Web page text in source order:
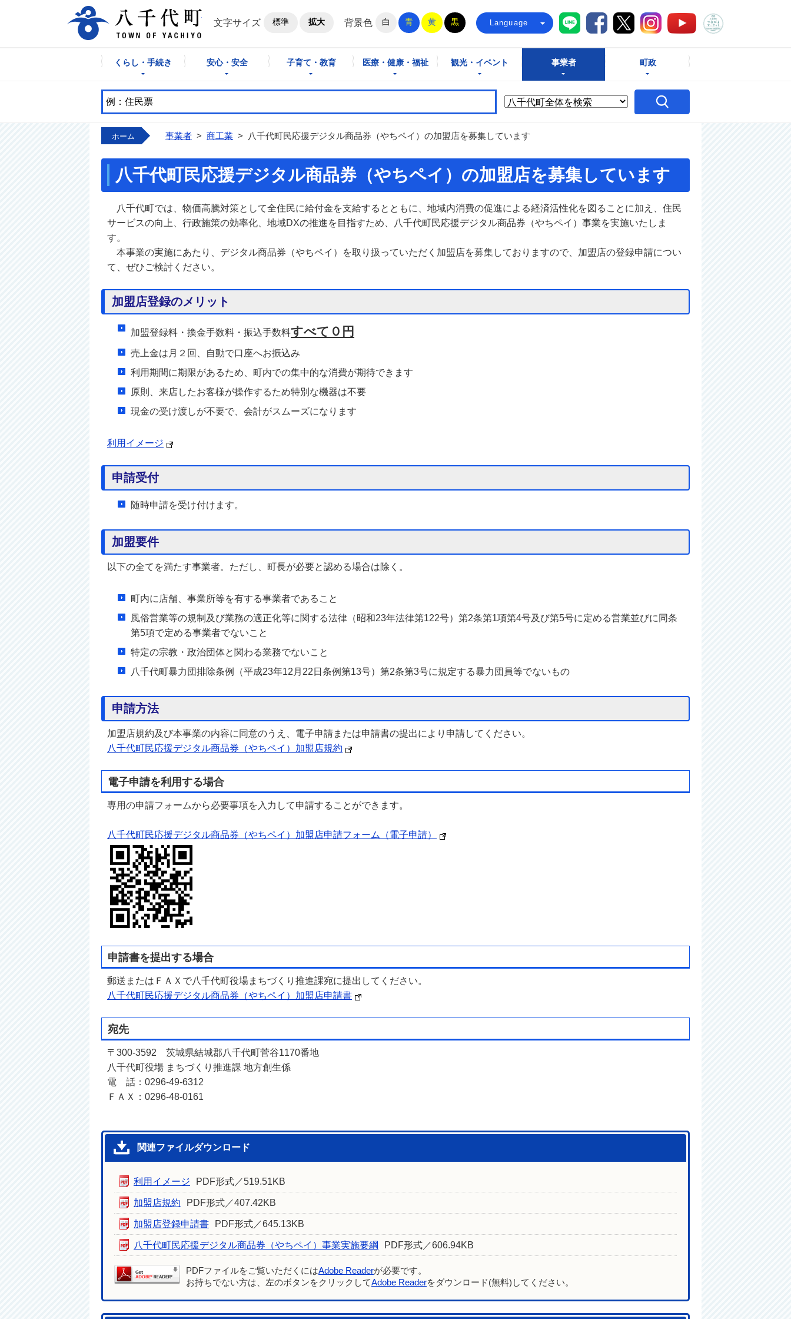
八千代町公式ホームページ
文字サイズ
標準 拡大 背景色 白 青 黄 黒 Language 八千代町LINE
八千代町Facebook
八千代町X八千代町Instagram八千代町YouTube
くらし・手続き 安心・安全 子育て・教育 医療・健康・福祉 観光・イベント 事業者 町政
ホーム 事業者 > 商工業 > 八千代町民応援デジタル商品券（やちペイ）の加盟店を募集しています
八千代町民応援デジタル商品券（やちペイ）の加盟店を募集しています
八千代町では、物価高騰対策として全住民に給付金を支給するとともに、地域内消費の促進による経済活性化を図ることに加え、住民
サービスの向上、行政施策の効率化、地域DXの推進を目指すため、八千代町民応援デジタル商品券（やちペイ）事業を実施いたしま
す。
本事業の実施にあたり、デジタル商品券（やちペイ）を取り扱っていただく加盟店を募集しておりますので、加盟店の登録申請につい
て、ぜひご検討ください。
加盟店登録のメリット
加盟登録料・換金手数料・振込手数料すべて０円
売上金は月２回、自動で口座へお振込み
利用期間に期限があるため、町内での集中的な消費が期待できます
原則、来店したお客様が操作するため特別な機器は不要
現金の受け渡しが不要で、会計がスムーズになります
利用イメージ
申請受付
随時申請を受け付けます。
加盟要件
以下の全てを満たす事業者。ただし、町長が必要と認める場合は除く。
町内に店舗、事業所等を有する事業者であること
風俗営業等の規制及び業務の適正化等に関する法律（昭和23年法律第122号）第2条第1項第4号及び第5号に定める営業並びに同条
第5項で定める事業者でないこと
特定の宗教・政治団体と関わる業務でないこと
八千代町暴力団排除条例（平成23年12月22日条例第13号）第2条第3号に規定する暴力団員等でないもの
申請方法
加盟店規約及び本事業の内容に同意のうえ、電子申請または申請書の提出により申請してください。
八千代町民応援デジタル商品券（やちペイ）加盟店規約
電子申請を利用する場合
専用の申請フォームから必要事項を入力して申請することができます。
八千代町民応援デジタル商品券（やちペイ）加盟店申請フォーム（電子申請）
申請書を提出する場合
郵送またはＦＡＸで八千代町役場まちづくり推進課宛に提出してください。
八千代町民応援デジタル商品券（やちペイ）加盟店申請書
宛先
〒300-3592 茨城県結城郡八千代町菅谷1170番地
八千代町役場 まちづくり推進課 地方創生係
電 話：0296-49-6312
ＦＡＸ：0296-48-0161
関連ファイルダウンロード
利用イメージ PDF形式／519.51KB
加盟店規約 PDF形式／407.42KB
加盟店登録申請書 PDF形式／645.13KB
八千代町民応援デジタル商品券（やちペイ）事業実施要綱 PDF形式／606.94KB
PDFファイルをご覧いただくにはAdobe Readerが必要です。
お持ちでない方は、左のボタンをクリックしてAdobe Readerをダウンロード(無料)してください。